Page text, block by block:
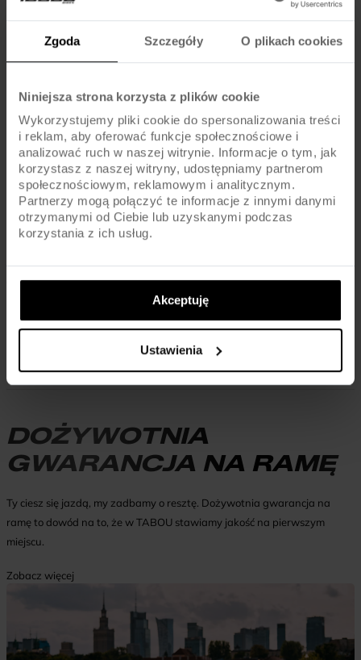
Zgoda Szczegóły O plikach cookies
Niniejsza strona korzysta z plików cookie
Wykorzystujemy pliki cookie do spersonalizowania treści
i reklam, aby oferować funkcje społecznościowe i
analizować ruch w naszej witrynie. Informacje o tym, jak
korzystasz z naszej witryny, udostępniamy partnerom
społecznościowym, reklamowym i analitycznym.
Partnerzy mogą połączyć te informacje z innymi danymi
otrzymanymi od Ciebie lub uzyskanymi podczas
korzystania z ich usług.
Akceptuję
Ustawienia
Bawełna czesana ring-spun z certyfikatem Organic lub Organic In
Kieszenie w szwach bocznych
Szwy boczne
Single jersey
Kaptur z podszewką
Wysokiej jakości taśma wzmacniająca na karku o splocie w jodełkę i
modny troczek
Wewnątrz materiał szczotkowany
Łatwa identyfikacja rozmiaru dzięki metce na karku
Okrągły dekolt
Rozmiary:
Rozmiar A – Szerokość pod pachami B – Długość całkowita
M 55,5 72
XL 62,5 76
DOŻYWOTNIA
GWARANCJA NA RAMĘ
Ty ciesz się jazdą, my zadbamy o resztę. Dożywotnia gwarancja na
ramę to dowód na to, że w TABOU stawiamy jakość na pierwszym
miejscu.
Zobacz więcej